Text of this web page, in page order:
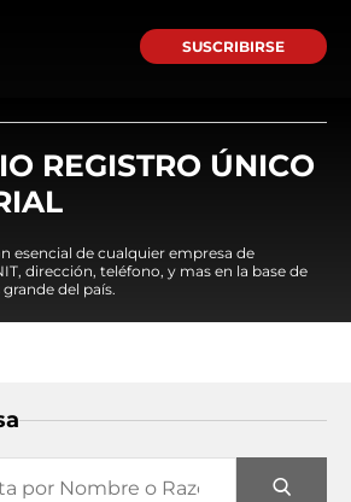
SUSCRIBIRSE
REGISTRO ÚNICO
esencial de cualquier empresa de
dirección, teléfono, y mas en la base de
del país.